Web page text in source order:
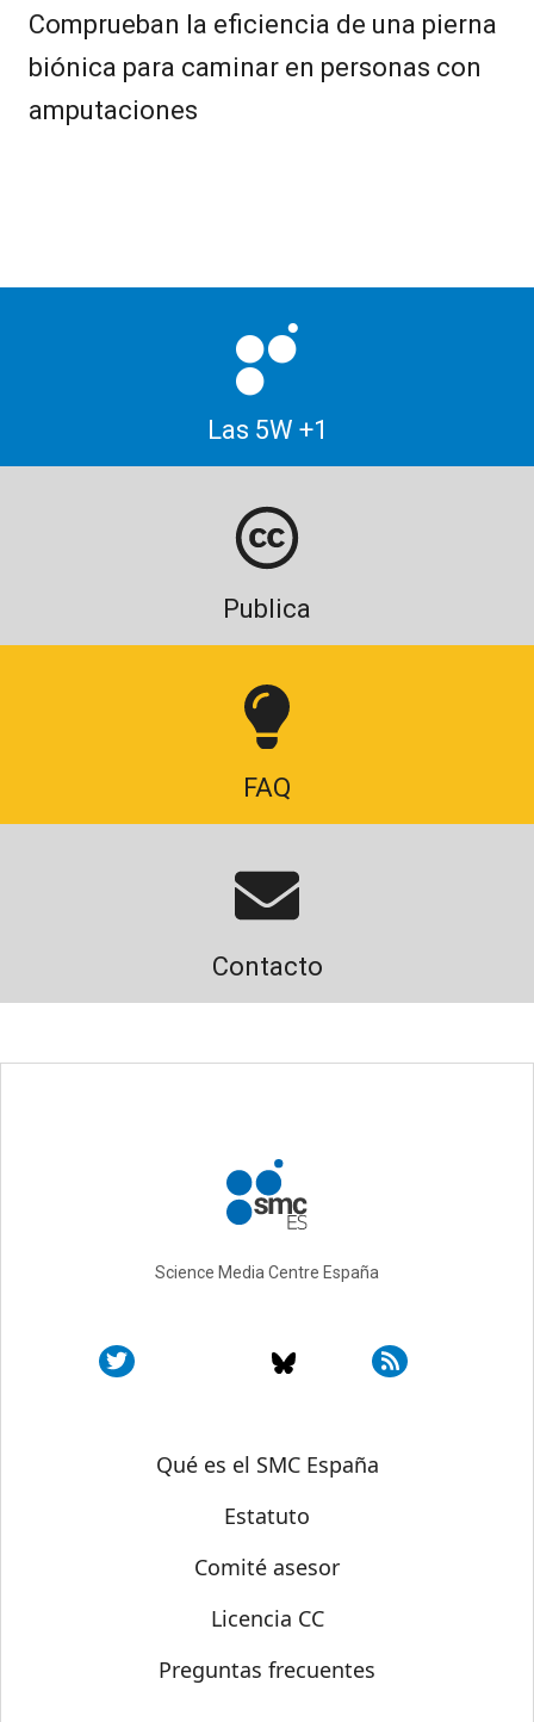
Comprueban la eficiencia de una pierna
biónica para caminar en personas con
amputaciones
Las 5W +1
Publica
FAQ
Contacto
Science Media Centre España
Sobre SMC España
Qué es el SMC España
Estatuto
Comité asesor
Licencia CC
Preguntas frecuentes